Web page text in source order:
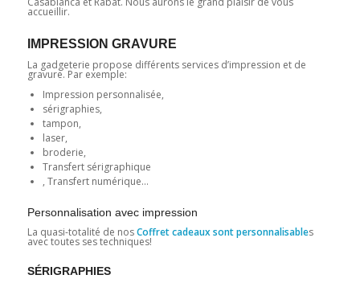
accueillir.
IMPRESSION GRAVURE
La gadgeterie propose différents services d’impression et de
gravure. Par exemple:
Impression personnalisée,
sérigraphies,
tampon,
laser,
broderie,
Transfert sérigraphique
, Transfert numérique…
Personnalisation avec impression
La quasi-totalité de nosCoffret cadeaux sont personnalisables
avec toutes ses techniques!
SÉRIGRAPHIES